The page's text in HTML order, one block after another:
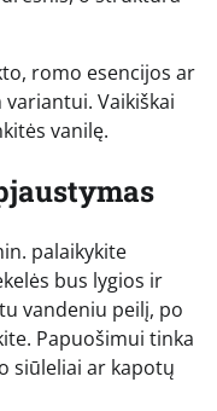
romo esencijos ar
Vaikiškai
vanilę.
palaikykite
bus lygios ir
vandeniu peilį, po
Papuošimui tinka
siūleliai ar kapotų